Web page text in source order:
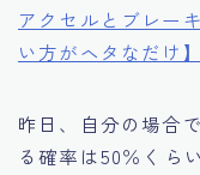
アクセルとブレー
い方がヘタなだけ】
昨日、自分の場合
る確率は50％くら